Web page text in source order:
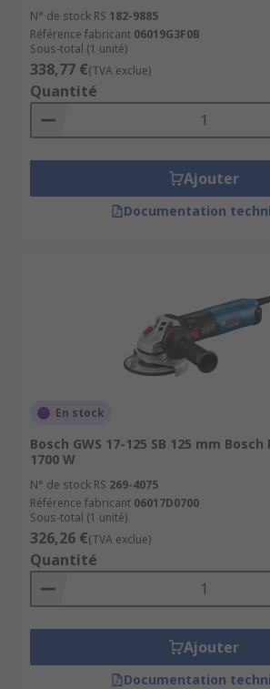
N° de stock RS 182-9885
Référence fabricant 06019G3F0B
Sous-total (1 unité)
338,77 €(TVA exclue)
Quantité
Ajouter
Documentation
En stock
Bosch GWS 17-125 SB 125 mm
1700 W
N° de stock RS 269-4075
Référence fabricant 06017D0700
Sous-total (1 unité)
326,26 €(TVA exclue)
Quantité
Ajouter
Documentation